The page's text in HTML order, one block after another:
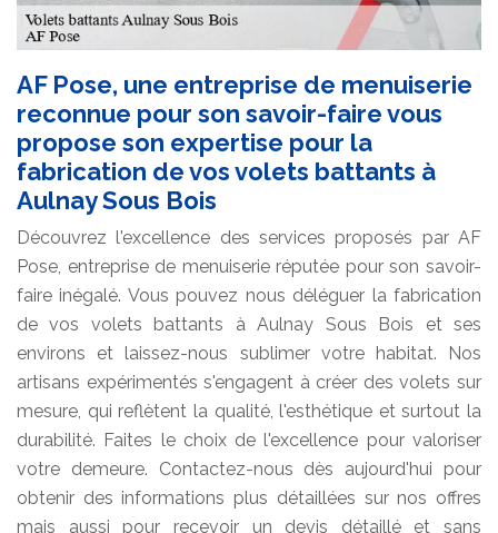
AF Pose, une entreprise de menuiserie
reconnue pour son savoir-faire vous
propose son expertise pour la
fabrication de vos volets battants à
Aulnay Sous Bois
Découvrez l'excellence des services proposés par AF
Pose, entreprise de menuiserie réputée pour son savoir-
faire inégalé. Vous pouvez nous déléguer la fabrication
de vos volets battants à Aulnay Sous Bois et ses
environs et laissez-nous sublimer votre habitat. Nos
artisans expérimentés s'engagent à créer des volets sur
mesure, qui reflètent la qualité, l'esthétique et surtout la
durabilité. Faites le choix de l'excellence pour valoriser
votre demeure. Contactez-nous dès aujourd'hui pour
obtenir des informations plus détaillées sur nos offres
mais aussi pour recevoir un devis détaillé et sans